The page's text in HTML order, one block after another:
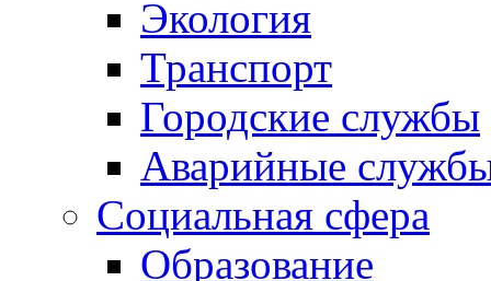
Экология
Транспорт
Городские службы
Аварийные
Социальная сфера
Образование